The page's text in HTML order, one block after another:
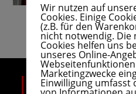
KONTAKT
Wir nutzen auf
Cookies. Einige
(z.B. für den
nicht notwendig. Die
Cookies helfen uns
unseres Online-
Marketingzwecke
Einwilligung umfasst